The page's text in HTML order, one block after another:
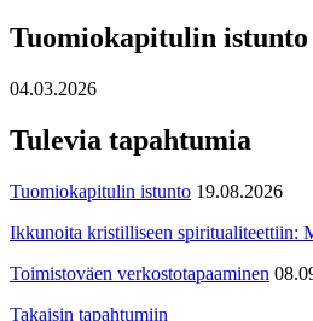
Tuomiokapitulin istunto
04.03.2026
Tulevia tapahtumia
Tuomiokapitulin istunto 19.08.2026
Ikkunoita kristilliseen spiritualiteettiin:
Toimistoväen verkostotapaaminen
Takaisin tapahtumiin